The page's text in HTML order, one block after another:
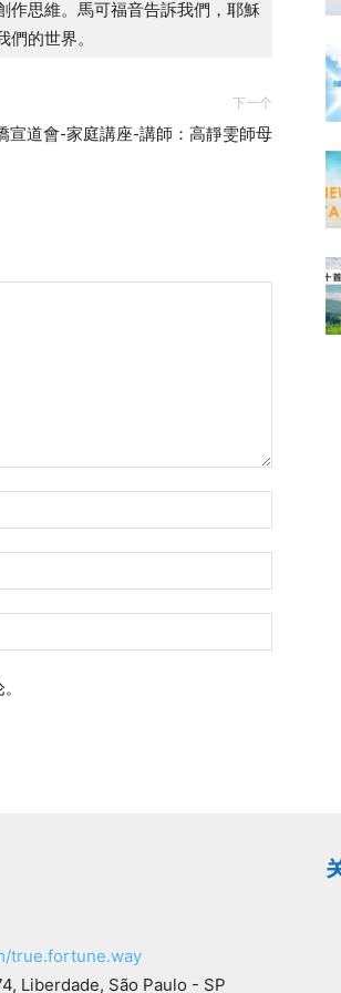
作思維。馬可福音告訴我們，耶穌
的世界。
下一个
宣道會-家庭講座-講師：高靜雯師母
true.fortune.way
Liberdade, São Paulo - SP